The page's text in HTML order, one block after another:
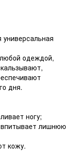
одеждой,
дня.
ногу;
впитывает лишнюю
кожу.